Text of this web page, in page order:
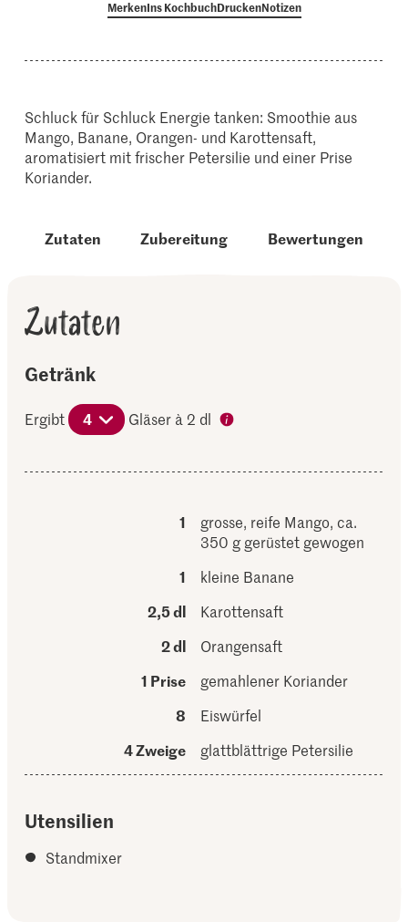
MerkenIns KochbuchDruckenNotizen
Schluck für Schluck Energie tanken: Smoothie aus
Mango, Banane, Orangen- und Karottensaft,
aromatisiert mit frischer Petersilie und einer Prise
Koriander.
Zutaten Zubereitung Bewertungen
Zutaten
Getränk
Ergibt 4 Gläser à 2 dl
1
grosse, reife Mango, ca.
350 g gerüstet gewogen
1
kleine Banane
2,5 dl
Karottensaft
2 dl
Orangensaft
1 Prise
gemahlener Koriander
8
Eiswürfel
4 Zweige
glattblättrige Petersilie
Utensilien
Standmixer